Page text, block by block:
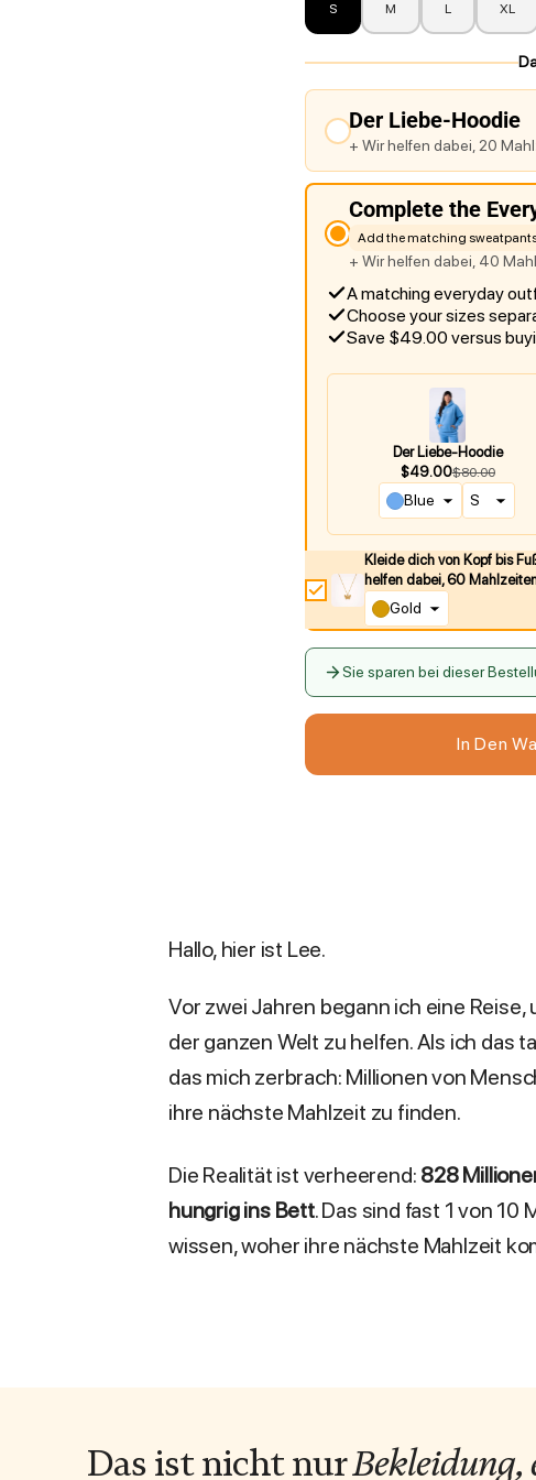
S M L XL
Der Liebe-Hoodie
+ Wir helfen dabei, 20
Complete the
Add the matching
+ Wir helfen dabei, 40
A matching everyday
Choose your sizes
Save $49.00 versus
Der Liebe-Hoodie
$49.00$80.00
Blue
Kleide dich von Kopf bis
helfen dabei, 60
Gold
Sie sparen bei dieser
In Den
Hallo, hier ist Lee.
Vor zwei Jahren begann ich eine
der ganzen Welt zu helfen. Als ich das
das mich zerbrach: Millionen von
ihre nächste Mahlzeit zu finden.
Die Realität ist verheerend: 828
hungrig ins Bett. Das sind fast 1 von 10
wissen, woher ihre nächste Mahlzeit
Das ist nicht nurBekleidung,